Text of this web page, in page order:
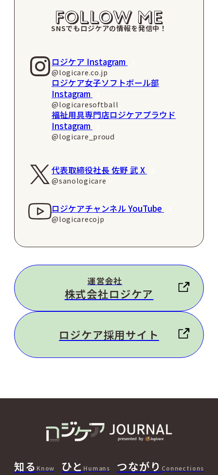
SNSでもロジケアの情報を発信中！
ロジケア Instagram
@logicare.co.jp
ロジケア女子ソフトボール部
Instagram
@logicaresoftball
福祉用具専門店ロジケアプラウド
Instagram
@logicare_proud
代表取締役社長 佐野 武 X
@sanologicare
ロジケアチャンネル YouTube
@logicarecojp
運営会社
株式会社ロジケア
ロジケア採用サイト
知る Know ひと Humans つながり Connections